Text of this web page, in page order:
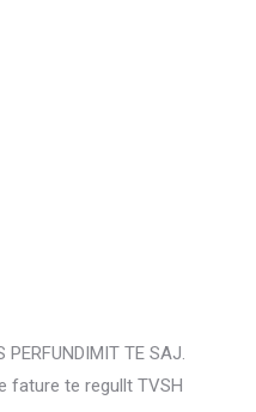
PERFUNDIMIT TE SAJ.
fature te regullt TVSH